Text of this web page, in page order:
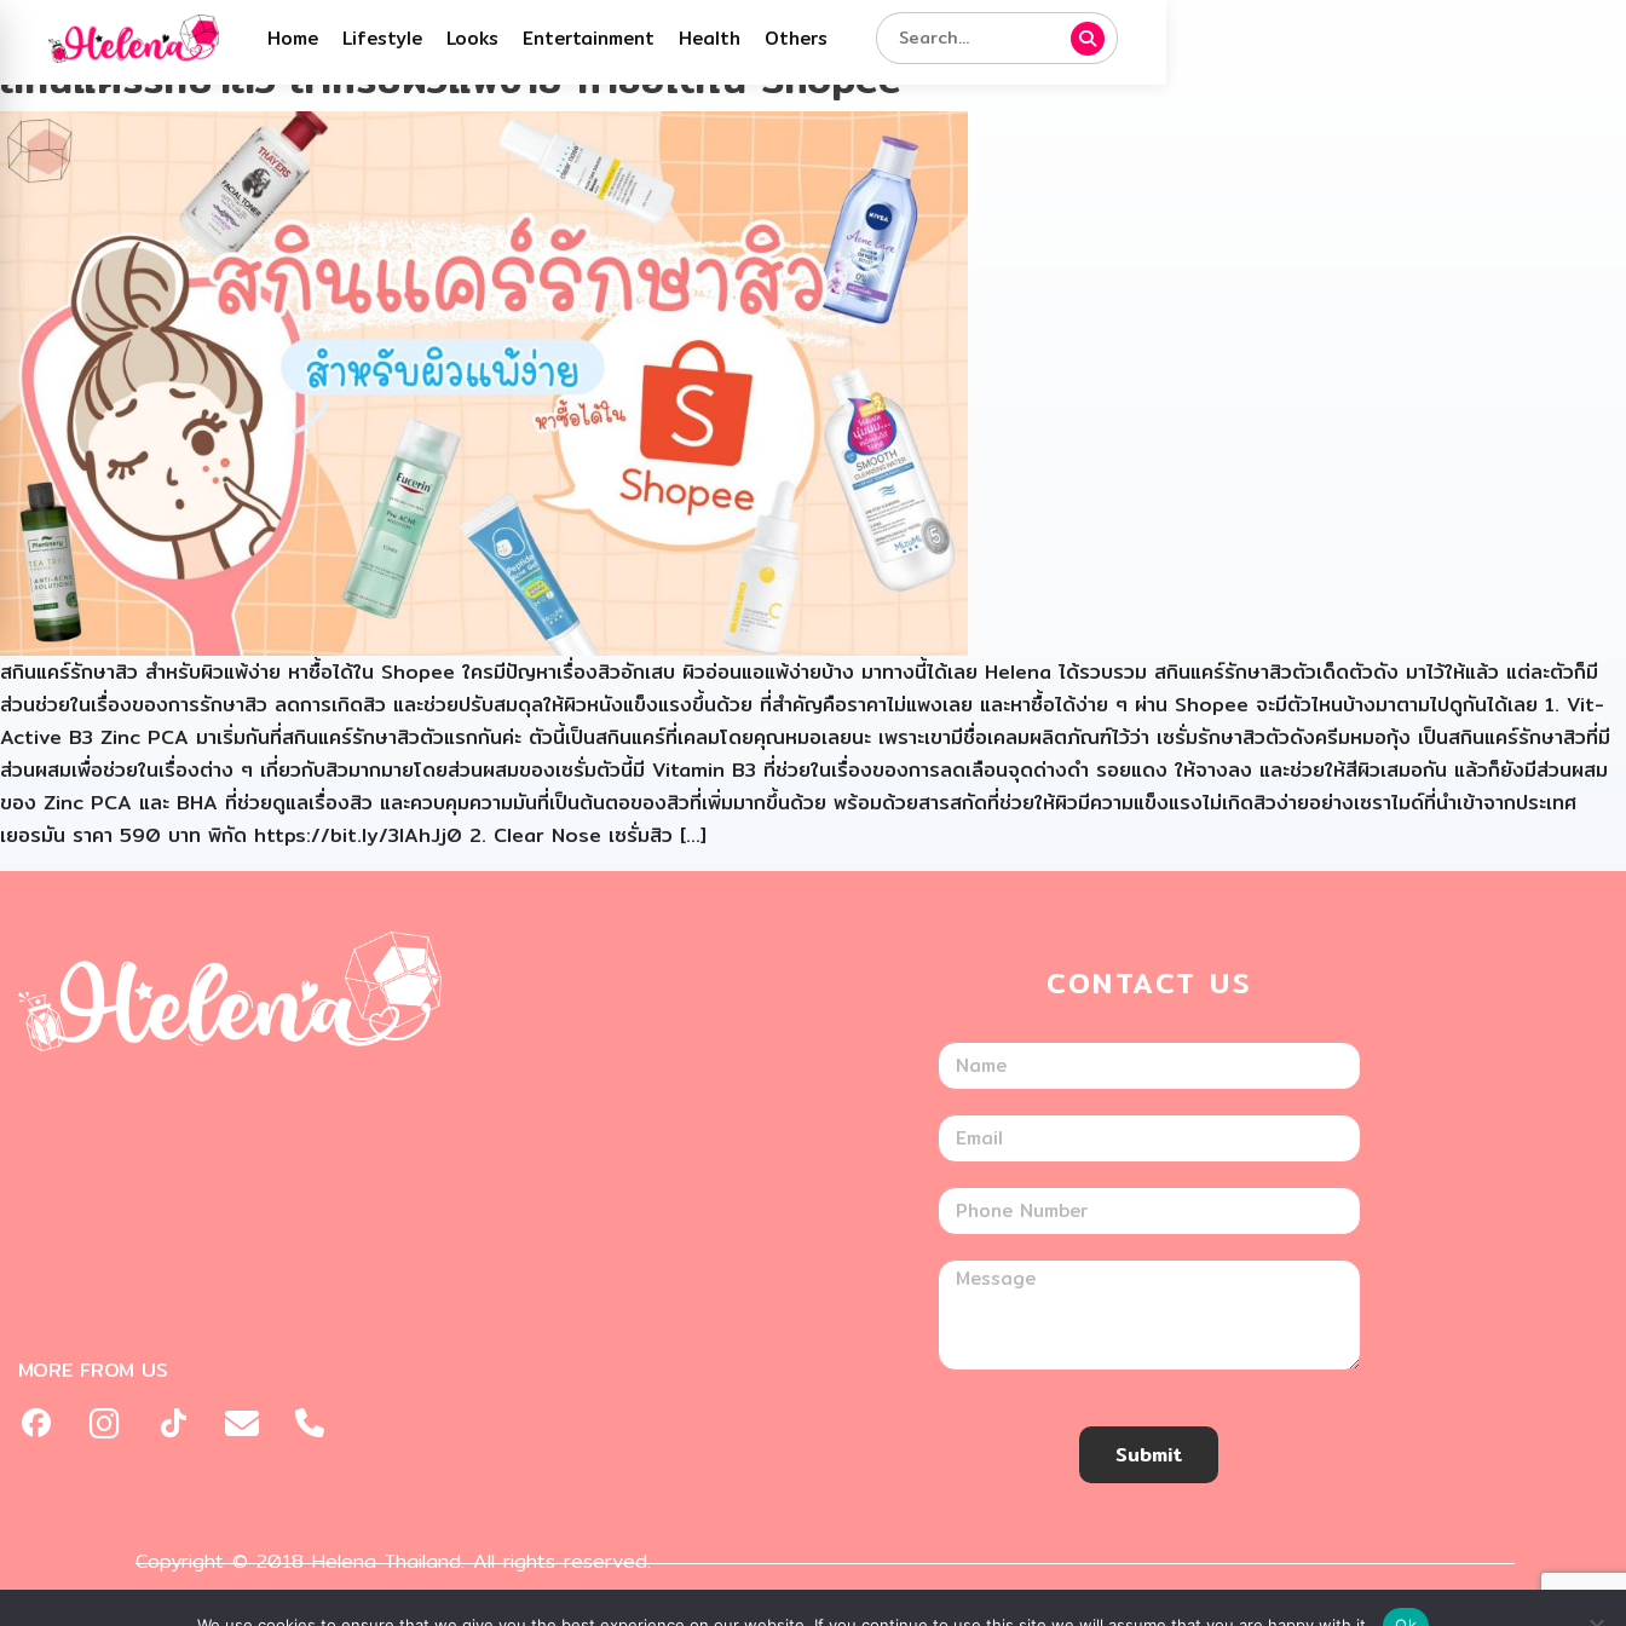
Home Lifestyle Looks Entertainment Health Others
Tag:สิวอักเสบ
สกินแคร์รักษาสิว สำหรับผิวแพ้ง่าย หาซื้อได้ใน Shopee
สกินแคร์รักษาสิว สำหรับผิวแพ้ง่าย หาซื้อได้ใน Shopee ใครมีปัญหาเรื่องสิวอักเสบ ผิวอ่อนแอแพ้ง่ายบ้าง มาทางนี้ได้เลย Helena ได้รวบรวม สกินแคร์รักษาสิวตัวเด็ดตัวดัง มาไว้ให้แล้ว แต่ละตัวก็มี
ส่วนช่วยในเรื่องของการรักษาสิว ลดการเกิดสิว และช่วยปรับสมดุลให้ผิวหนังแข็งแรงขึ้นด้วย ที่สำคัญคือราคาไม่แพงเลย และหาซื้อได้ง่าย ๆ ผ่าน Shopee จะมีตัวไหนบ้างมาตามไปดูกันได้เลย 1. Vit-
Active B3 Zinc PCA มาเริ่มกันที่สกินแคร์รักษาสิวตัวแรกกันค่ะ ตัวนี้เป็นสกินแคร์ที่เคลมโดยคุณหมอเลยนะ เพราะเขามีชื่อเคลมผลิตภัณฑ์ไว้ว่า เซรั่มรักษาสิวตัวดังครีมหมอกุ้ง เป็นสกินแคร์รักษาสิวที่มี
ส่วนผสมเพื่อช่วยในเรื่องต่าง ๆ เกี่ยวกับสิวมากมายโดยส่วนผสมของเซรั่มตัวนี้มี Vitamin B3 ที่ช่วยในเรื่องของการลดเลือนจุดด่างดำ รอยแดง ให้จางลง และช่วยให้สีผิวเสมอกัน แล้วก็ยังมีส่วนผสม
ของ Zinc PCA และ BHA ที่ช่วยดูแลเรื่องสิว และควบคุมความมันที่เป็นต้นตอของสิวที่เพิ่มมากขึ้นด้วย พร้อมด้วยสารสกัดที่ช่วยให้ผิวมีความแข็งแรงไม่เกิดสิวง่ายอย่างเซราไมด์ที่นำเข้าจากประเทศ
เยอรมัน ราคา 590 บาท พิกัด https://bit.ly/3lAhJj0 2. Clear Nose เซรั่มสิว […]
MORE FROM US
CONTACT US
Submit
Copyright © 2018 Helena Thailand. All rights reserved.